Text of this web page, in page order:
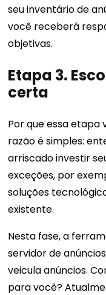
seu inventário de
você receberá
objetivas.
Etapa 3.
certa
Por que essa etapa
razão é simples:
arriscado investir
exceções, por
soluções
existente.
Nesta fase, a
servidor de
veicula anúncios.
para você?